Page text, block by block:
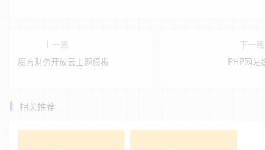
上一篇
魔方财务开放云主题模板
下一
PHP网站
相关推荐